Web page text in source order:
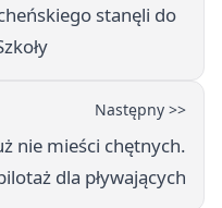
stanęli do
Następny >>
nie mieści chętnych.
dla pływających